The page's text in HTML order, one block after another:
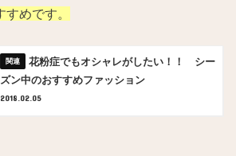
めです。
花粉症でもオシャレがしたい！！ シー
ズン中のおすすめファッション
2018.02.05